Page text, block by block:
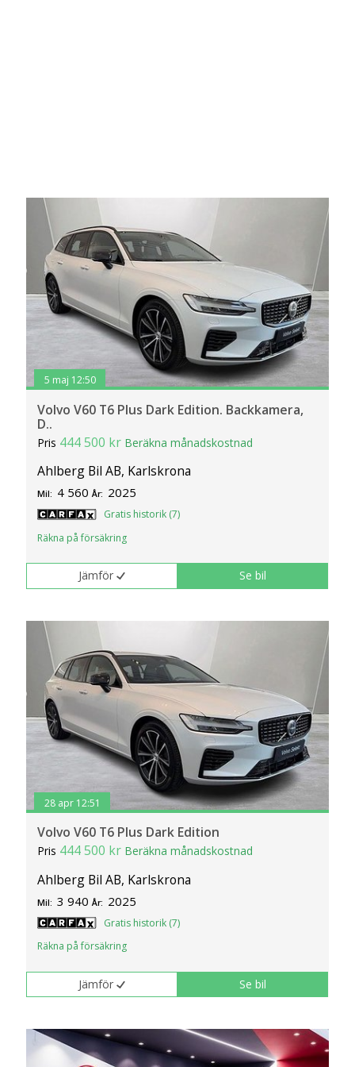
5 maj 12:50
Volvo V60 T6 Plus Dark Edition. Backkamera,
D..
Pris 444 500 kr Beräkna månadskostnad
Ahlberg Bil AB, Karlskrona
Mil: 4 560 År: 2025
Gratis historik (7)
Räkna på försäkring
Jämför Se bil
28 apr 12:51
Volvo V60 T6 Plus Dark Edition
Pris 444 500 kr Beräkna månadskostnad
Ahlberg Bil AB, Karlskrona
Mil: 3 940 År: 2025
Gratis historik (7)
Räkna på försäkring
Jämför Se bil